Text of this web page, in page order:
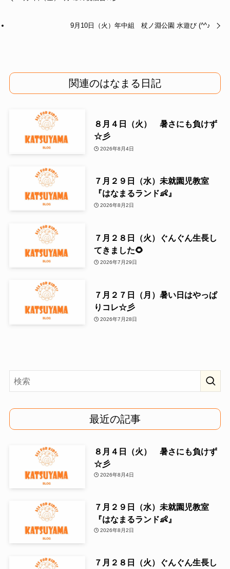
9月10日（火）年中組 杖ノ淵公園 水遊び (^^♪
関連のはなまる日記
８月４日（火） 暑さにも負けず
☆彡
2026年8月4日
７月２９日（水）未就園児教室
『はなまるランド👶』
2026年8月2日
７月２８日（火）ぐんぐん生長し
てきました🌻
2026年7月29日
７月２７日（月）暑い日はやっぱ
りコレ☆彡
2026年7月28日
最近の記事
８月４日（火） 暑さにも負けず
☆彡
2026年8月4日
７月２９日（水）未就園児教室
『はなまるランド👶』
2026年8月2日
７月２８日（火）ぐんぐん生長し